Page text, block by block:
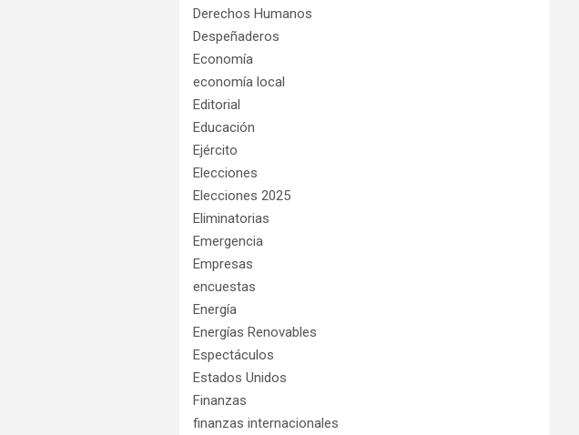
Derechos Humanos
Despeñaderos
Economía
economía local
Editorial
Educación
Ejército
Elecciones
Elecciones 2025
Eliminatorias
Emergencia
Empresas
encuestas
Energía
Energías Renovables
Espectáculos
Estados Unidos
Finanzas
finanzas internacionales